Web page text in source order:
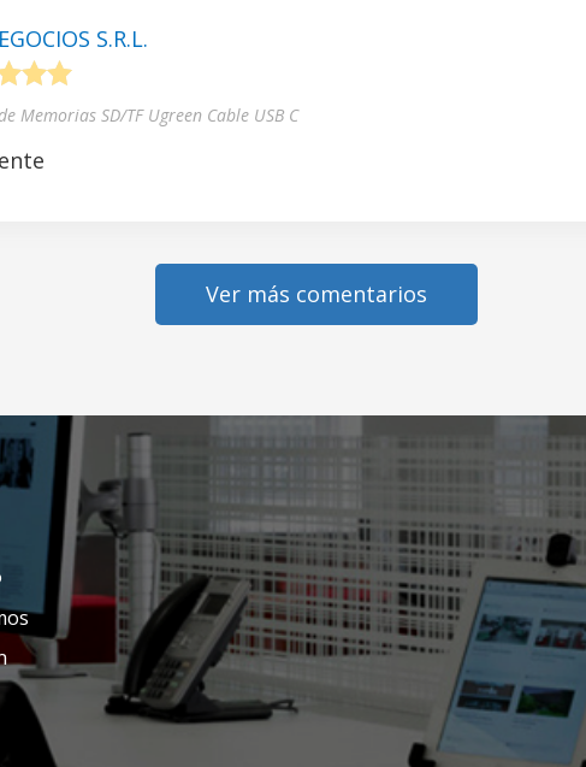
S.R.L.
Memorias SD/TF Ugreen Cable USB C
Ver más comentarios